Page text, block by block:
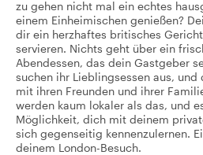
zu gehen nicht mal ein echtes
einem Einheimischen genießen?
dir ein herzhaftes britisches
servieren. Nichts geht über ein
Abendessen, das dein Gastgeber
suchen ihr Lieblingsessen aus, und
mit ihren Freunden und ihrer
werden kaum lokaler als das, und
Möglichkeit, dich mit deinem
sich gegenseitig kennenzulernen.
deinem London-Besuch.